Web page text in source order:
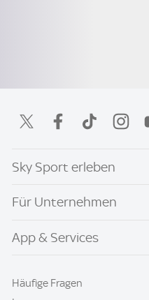
Sky Sport erleben
Für Unternehmen
App & Services
Häufige Fragen